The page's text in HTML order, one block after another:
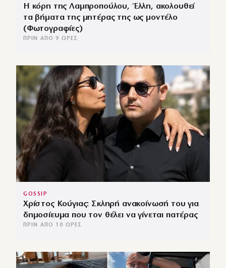
Η κόρη της Λαμπροπούλου, Έλλη, ακολουθεί
τα βήματα της μητέρας της ως μοντέλο
(Φωτογραφίες)
ΠΡΙΝ ΑΠΌ 9 ΏΡΕΣ
GOSSIP
Χρίστος Κούγιας: Σκληρή ανακοίνωσή του για
δημοσίευμα που τον θέλει να γίνεται πατέρας
ΠΡΙΝ ΑΠΌ 10 ΏΡΕΣ